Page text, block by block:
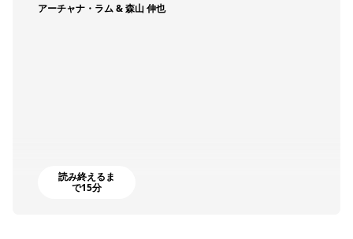
アーチャナ・ラム & 森山 伸也
読み終えるま
で15分